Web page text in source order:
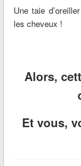
Une taie
les cheveux !
Alors,
Et vous,